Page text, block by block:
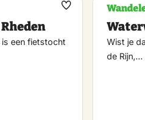
is een fietstocht
Maak
Wist je
de Rijn,…